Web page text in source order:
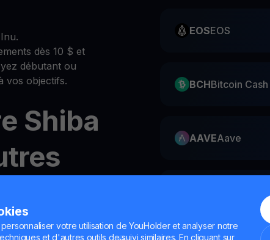
votre utilisation de YouHolder et analyser notre
et d'autres outils de suivi similaires. En cliquant sur
dès 10 $ et
débutant ou
vos objectifs.
Shiba
ou du
EOSEOS
BCHBitcoin Cash
AAVEAave